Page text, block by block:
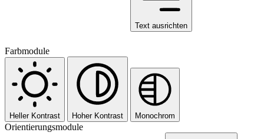
Text ausrichten
Farbmodule
Heller Kontrast Hoher Kontrast Monochrom
Orientierungsmodule